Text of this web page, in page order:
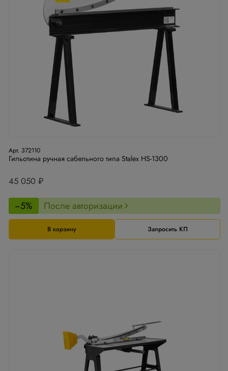
Арт. 372110
Гильотина ручная сабельного типа Stalex HS-1300
45 050 ₽
−5% После авторизации
В корзину Запросить КП